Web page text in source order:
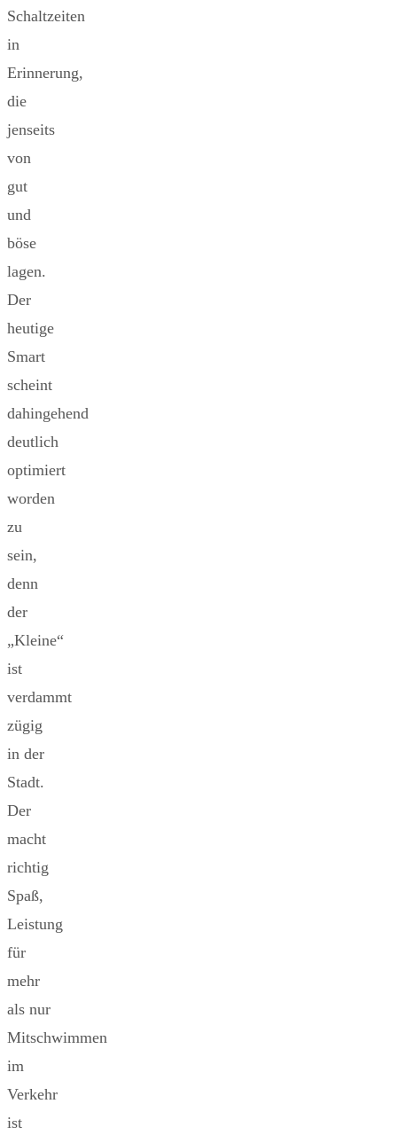
Schaltzeiten
in
Erinnerung,
die
jenseits
von
gut
und
böse
lagen.
Der
heutige
Smart
scheint
dahingehend
deutlich
optimiert
worden
zu
sein,
denn
der
„Kleine“
ist
verdammt
zügig
in der
Stadt.
Der
macht
richtig
Spaß,
Leistung
für
mehr
als nur
Mitschwimmen
im
Verkehr
ist